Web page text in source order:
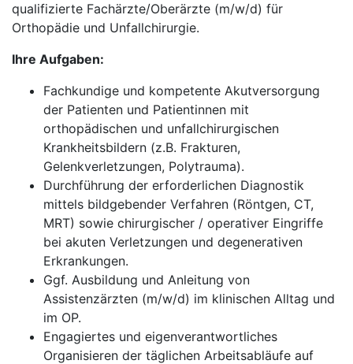
qualifizierte Fachärzte/Oberärzte (m/w/d) für
Orthopädie und Unfallchirurgie.
Ihre Aufgaben:
Fachkundige und kompetente Akutversorgung
der Patienten und Patientinnen mit
orthopädischen und unfallchirurgischen
Krankheitsbildern (z.B. Frakturen,
Gelenkverletzungen, Polytrauma).
Durchführung der erforderlichen Diagnostik
mittels bildgebender Verfahren (Röntgen, CT,
MRT) sowie chirurgischer / operativer Eingriffe
bei akuten Verletzungen und degenerativen
Erkrankungen.
Ggf. Ausbildung und Anleitung von
Assistenzärzten (m/w/d) im klinischen Alltag und
im OP.
Engagiertes und eigenverantwortliches
Organisieren der täglichen Arbeitsabläufe auf